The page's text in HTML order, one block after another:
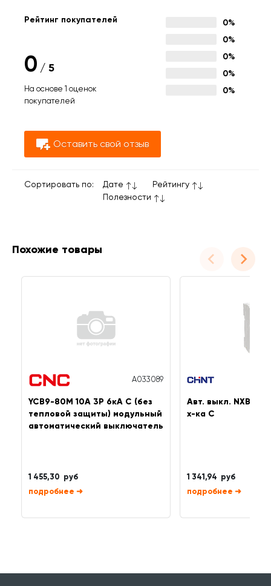
Рейтинг покупателей
0 / 5
На основе 1 оценок
покупателей
0%
0%
0%
0%
0%
Оставить свой отзыв
Сортировать по: Дате
Рейтингу
Полезности
Похожие товары
A033089
YCB9-80M 10A 3P 6кА C (без
тепловой защиты) модульный
автоматический выключатель
1 455,30 руб
➜
Авт. выкл. NXB-63
х-ка C
1 341,94 руб
➜